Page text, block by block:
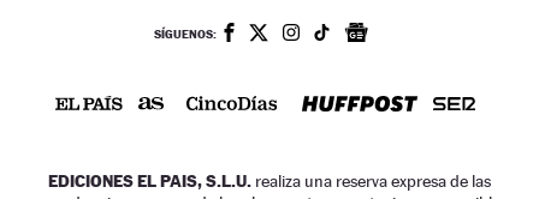
SÍGUENOS:
EDICIONES EL PAIS, S.L.U. realiza una reserva expresa de las